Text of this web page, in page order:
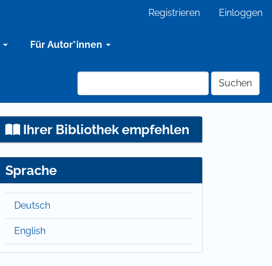
Registrieren Einloggen
Für Autor*innen
Suchen
Ihrer Bibliothek empfehlen
Sprache
Deutsch
English